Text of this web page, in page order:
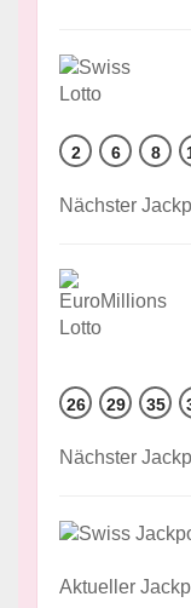
2 6 8
Nächster
26 29 35
Nächster
Aktueller